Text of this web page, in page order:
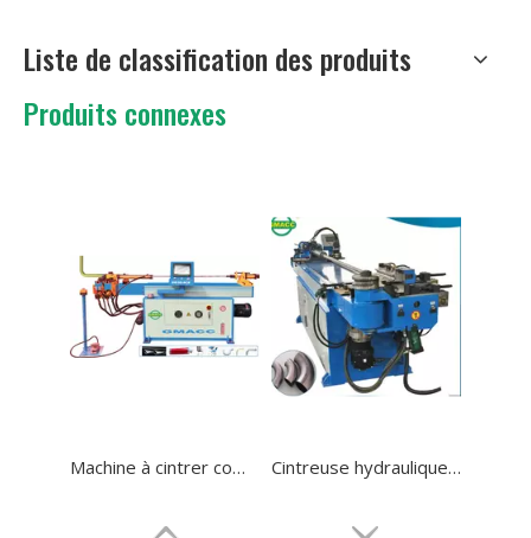
Liste de classification des produits
Produits connexes
Machine à cintrer complètement automatique de tuyau d'échappement hydraulique de moteur servo Cintreuse hydraulique électrique manuelle de tuyau rond